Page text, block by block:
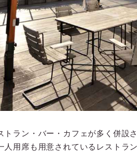
ラン・バー・カフェが多く併設
用席も用意されているレストラ